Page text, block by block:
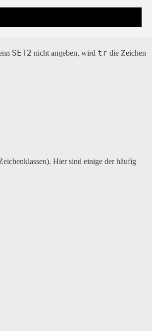
SET2 nicht angeben, wird tr die Zeichen
Hier sind einige der häufig